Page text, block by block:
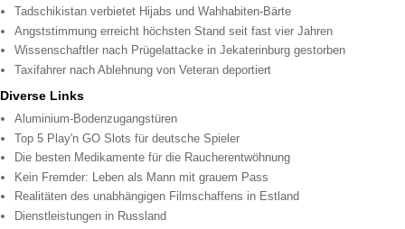
Tadschikistan verbietet Hijabs und Wahhabiten-Bärte
Angststimmung erreicht höchsten Stand seit fast vier Jahren
Wissenschaftler nach Prügelattacke in Jekaterinburg gestorben
Taxifahrer nach Ablehnung von Veteran deportiert
Diverse Links
Aluminium-Bodenzugangstüren
Top 5 Play'n GO Slots für deutsche Spieler
Die besten Medikamente für die Raucherentwöhnung
Kein Fremder: Leben als Mann mit grauem Pass
Realitäten des unabhängigen Filmschaffens in Estland
Dienstleistungen in Russland